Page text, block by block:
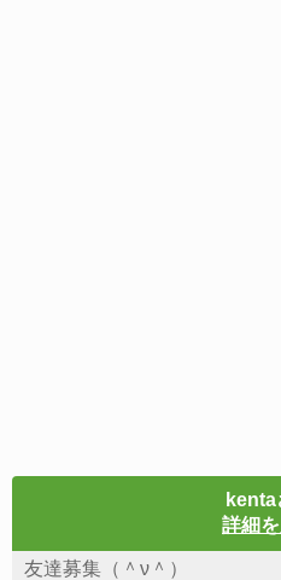
kenta
詳細
友達募集（＾ν＾）